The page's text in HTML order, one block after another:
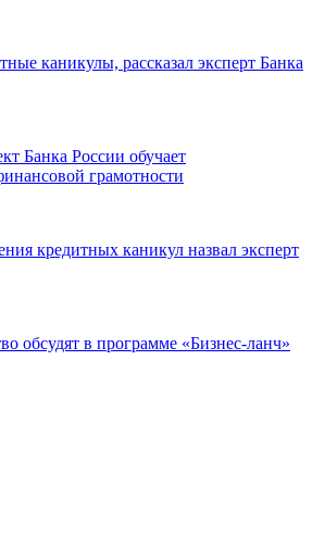
каникулы, рассказал эксперт Банка
Банка России обучает
грамотности
кредитных каникул назвал эксперт
обсудят в программе «Бизнес-ланч»